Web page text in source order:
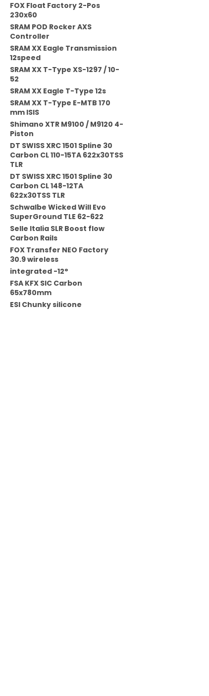
FOX Float Factory 2-Pos
230x60
SRAM POD Rocker AXS
Controller
SRAM XX Eagle Transmission
12speed
SRAM XX T-Type XS-1297 / 10-
52
SRAM XX Eagle T-Type 12s
SRAM XX T-Type E-MTB 170
mm ISIS
Shimano XTR M9100 / M9120 4-
Piston
DT SWISS XRC 1501 Spline 30
Carbon CL 110-15TA 622x30TSS
TLR
DT SWISS XRC 1501 Spline 30
Carbon CL 148-12TA
622x30TSS TLR
Schwalbe Wicked Will Evo
SuperGround TLE 62-622
Selle Italia SLR Boost flow
Carbon Rails
FOX Transfer NEO Factory
30.9 wireless
integrated -12°
FSA KFX SIC Carbon
65x780mm
ESI Chunky silicone